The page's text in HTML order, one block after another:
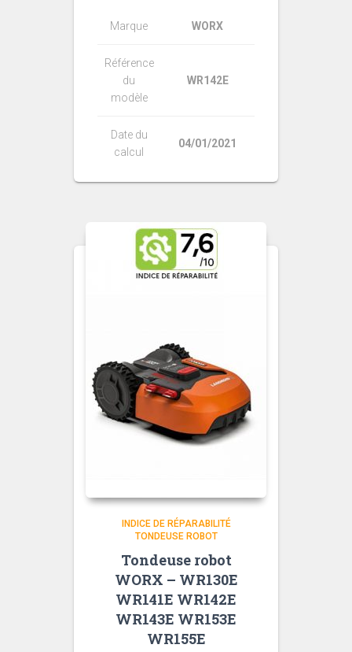
Marque WORX
Référence
du
modèle
WR142E
Date du
calcul
04/01/2021
INDICE DE RÉPARABILITÉ
TONDEUSE ROBOT
Tondeuse robot
WORX – WR130E
WR141E WR142E
WR143E WR153E
WR155E